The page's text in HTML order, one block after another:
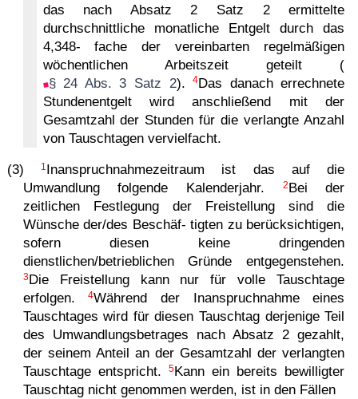
das nach Absatz 2 Satz 2 ermittelte
durchschnittliche monatliche Entgelt durch das
4,348- fache der vereinbarten regelmäßigen
wöchentlichen Arbeitszeit geteilt (
§ 24 Abs. 3 Satz 2).4Das danach errechnete
Stundenentgelt wird anschließend mit der
Gesamtzahl der Stunden für die verlangte Anzahl
von Tauschtagen vervielfacht.
(3) 1
Inanspruchnahmezeitraum ist das auf die
Umwandlung folgende Kalenderjahr.
2 Bei der
zeitlichen Festlegung der Freistellung sind die
Wünsche der/des Beschäf- tigten zu berücksichtigen,
sofern diesen keine dringenden
dienstlichen/betrieblichen Gründe entgegenstehen.
3Die Freistellung kann nur für volle Tauschtage
erfolgen.4Während der Inanspruchnahme eines
Tauschtages wird für diesen Tauschtag derjenige Teil
des Umwandlungsbetrages nach Absatz 2 gezahlt,
der seinem Anteil an der Gesamtzahl der verlangten
Tauschtage entspricht.
5Kann ein bereits bewilligter
Tauschtag nicht genommen werden, ist in den Fällen